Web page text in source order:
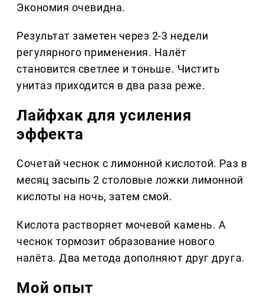
Экономия очевидна.
Результат заметен через 2-3 недели
регулярного применения. Налёт
становится светлее и тоньше. Чистить
унитаз приходится в два раза реже.
Лайфхак для усиления
эффекта
Сочетай чеснок с лимонной кислотой. Раз в
месяц засыпь 2 столовые ложки лимонной
кислоты на ночь, затем смой.
Кислота растворяет мочевой камень. А
чеснок тормозит образование нового
налёта. Два метода дополняют друг друга.
Мой опыт